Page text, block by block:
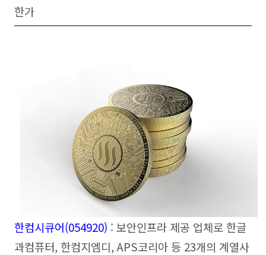
한가
한컴시큐어(054920) : 보안인프라 제공 업체로 한글
과컴퓨터, 한컴지엠디, APS코리아 등 23개의 계열사